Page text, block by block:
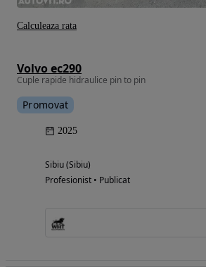
Volvo ec290
Cuple rapide hidraulice pin to pin
Promovat
2025
Sibiu (Sibiu)
Profesionist • Publicat
Calculeaza rata